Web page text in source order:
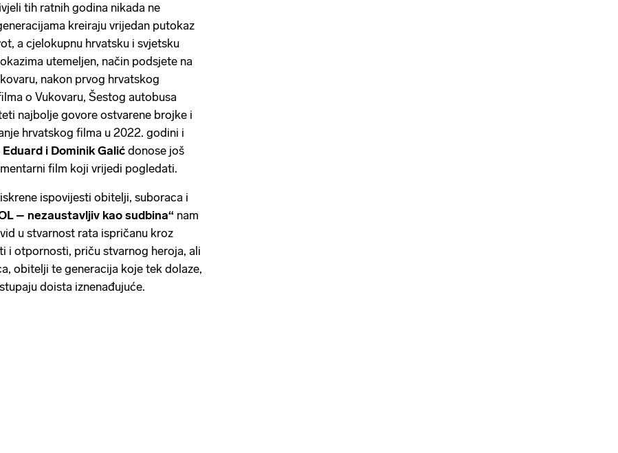
tih ratnih godina nikada ne
kreiraju vrijedan putokaz
a cjelokupnu hrvatsku i svjetsku
utemeljen, način podsjete na
nakon prvog hrvatskog
o Vukovaru, Šestog autobusa
najbolje govore ostvarene brojke i
hrvatskog filma u 2022. godini i
Eduard i Dominik Galić donose još
film koji vrijedi pogledati.
ispovijesti obitelji, suboraca i
– nezaustavljiv kao sudbina“ nam
u stvarnost rata ispričanu kroz
i otpornosti, priču stvarnog heroja, ali
obitelji te generacija koje tek dolaze,
doista iznenađujuće.